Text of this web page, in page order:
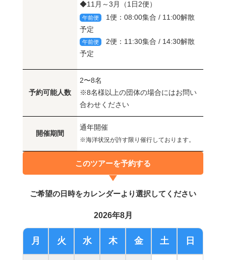
◆11月～3月（1日2便）
午前便
1便：08:00集合 / 11:00解散
予定
午前便
2便：11:30集合 / 14:30解散
予定
予約可能人数
2〜8名
※8名様以上の団体の場合にはお問い
合わせください
開催期間
通年開催
※海洋状況が許す限り催行しております。
このツアーを予約する
ご希望の日時をカレンダーより選択してください
2026年8月
月 火 水 木 金 土 日